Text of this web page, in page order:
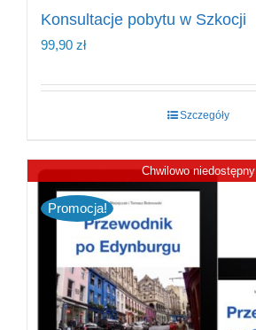
Konsultacje pobytu w Szkocji
99,90 zł
Szczegóły
Chwilowo niedostępny
Promocja!